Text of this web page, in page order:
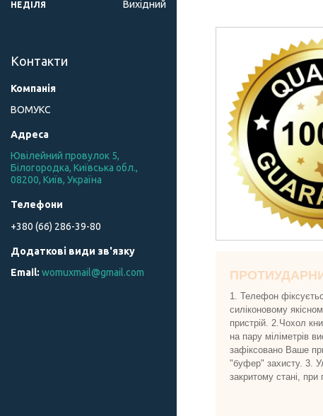
1. Телефон
силіконовому
пристрій. 2.Чохол
на пару міліметрів
зафіксовано Ваше
"буфер" захисту. 3.
закритому стані, при
НЕДІЛЯ Вихідний
Контакти
ВОМУКС
Ювілейний провулок 5,
Білогородка, Київська обл.,
08200, Київ, Україна
+380 (66) 286-39-80
womuxmail@gmail.com